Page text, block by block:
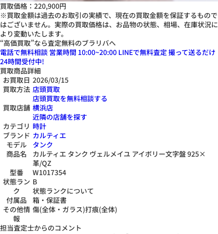
買取価格： 220,900円
※買取金額は過去のお取引の実績で、現在の買取金額を保証するもので
はございません。実際の買取価格は、お品物の状態、相場、在庫状況に
より変動いたします。
“高価買取”なら査定無料のブラリバへ
電話で無料相談 営業時間 10:00~20:00 LINEで無料査定 撮って送るだけ
24時間受付中!
買取商品詳細
お買取日 2026/03/15
買取方法 店頭買取
店頭買取を無料相談する
買取店舗 横浜店
近隣の店舗を探す
カテゴリ 時計
ブランド カルティエ
モデル
タンク
商品名
カルティエ タンク ヴェルメイユ アイボリー文字盤 925×
革/QZ
型番
W1017354
状態ラン
ク
B
状態ランクについて
付属品
箱・保証書
その他情
報
傷(全体・ガラス)打痕(全体)
担当査定士からのコメント